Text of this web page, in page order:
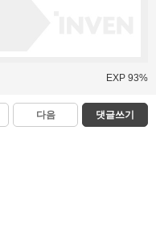
EXP 93%
다음 댓글쓰기